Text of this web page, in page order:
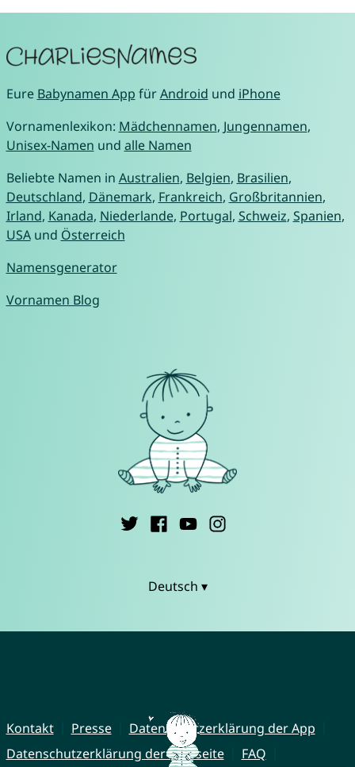
Eure Babynamen App fürAndroid und iPhone
Vornamenlexikon: Mädchennamen, Jungennamen,
Unisex-Namen und alle Namen
Beliebte Namen in Australien, Belgien, Brasilien,
Deutschland, Dänemark, Frankreich, Großbritannien,
Irland, Kanada, Niederlande, Portugal, Schweiz, Spanien,
USAund Österreich
Namensgenerator
Vornamen Blog
Deutsch ▾
Kontakt Presse
Datenschutzerklärung der App
Datenschutzerklärung der Webseite
FAQ